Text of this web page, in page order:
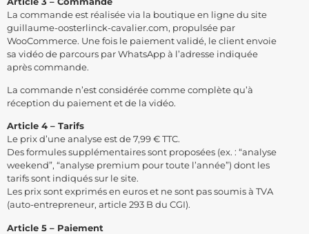
La commande est réalisée via la boutique en ligne du site
guillaume-oosterlinck-cavalier.com, propulsée par
WooCommerce. Une fois le paiement validé, le client envoie
sa vidéo de parcours par WhatsApp à l’adresse indiquée
après commande.
La commande n’est considérée comme complète qu’à
réception du paiement et de la vidéo.
Article 4 – Tarifs
Le prix d’une analyse est de 7,99 € TTC.
Des formules supplémentaires sont proposées (ex. : “analyse
weekend”, “analyse premium pour toute l’année”) dont les
tarifs sont indiqués sur le site.
Les prix sont exprimés en euros et ne sont pas soumis à TVA
(auto-entrepreneur, article 293 B du CGI).
Article 5 – Paiement